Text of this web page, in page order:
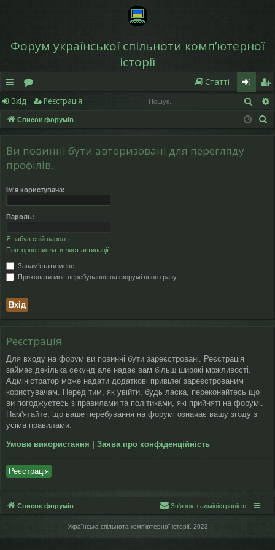
Форум української спільноти компʼютерної
історії
в
и
и
д
ту
п
о
ру
и
Статті
хі
д
еє
ст
Вхід Реєстрація
Список форумів
Ви повинні бути авторизовані для перегляду
профілів.
Ім'я користувача:
Пароль:
Я забув свій пароль
Повторно вислати лист активації
Запам'ятати мене
Приховати моє перебування на форумі цього разу
Реєстрація
Для входу на форум ви повинні бути зареєстровані. Реєстрація
займає декілька секунд але надає вам більш широкі можливості.
Адміністратор може надати додаткові привілеї зареєстрованим
користувачам. Перед тим, як увійти, будь ласка, переконайтесь що
ви погоджуєтесь з правилами та політиками, які прийняті на форумі.
Пам'ятайте, що ваше перебування на форумі означає вашу згоду з
усіма правилами.
Умови використання Заява про конфіденційність
Реєстрація
Список форумів Зв'язок з адміністрацією
Українська спільнота компʼютерної історії, 2023